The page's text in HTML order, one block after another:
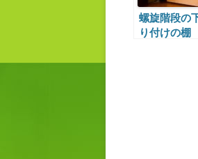
螺旋階段の
り付けの棚